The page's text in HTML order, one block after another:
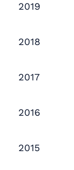
2019
2018
2017
2016
2015